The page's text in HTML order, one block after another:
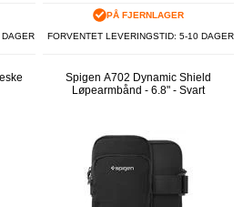
PÅ FJERNLAGER
FORVENTET LEVERINGSTID: 5-10 DAGER
Spigen A702 Dynamic Shield
Løpearmbånd - 6.8" - Svart